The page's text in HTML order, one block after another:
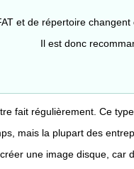
et de répertoire
Il est donc
fait régulièrement. Ce
mais la plupart des
une image disque, car